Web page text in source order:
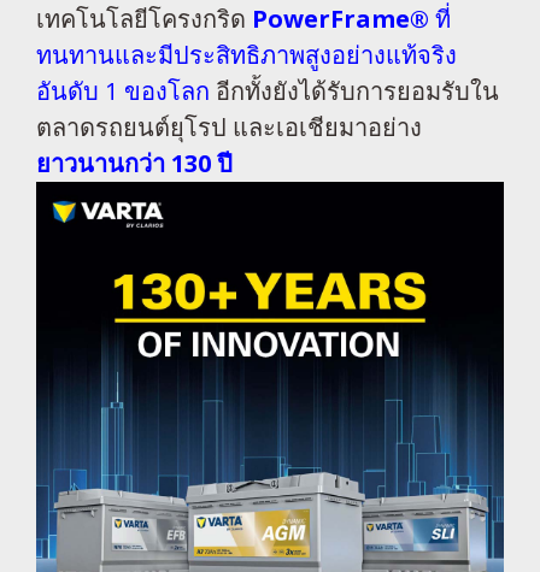
เทคโนโลยีโครงกริด PowerFrame® ที่
ทนทานและมีประสิทธิภาพสูงอย่างแท้จริง
อันดับ 1 ของโลก อีกทั้งยังได้รับการยอมรับใน
ตลาดรถยนต์ยุโรป และเอเชียมาอย่าง
ยาวนานกว่า 130 ปี